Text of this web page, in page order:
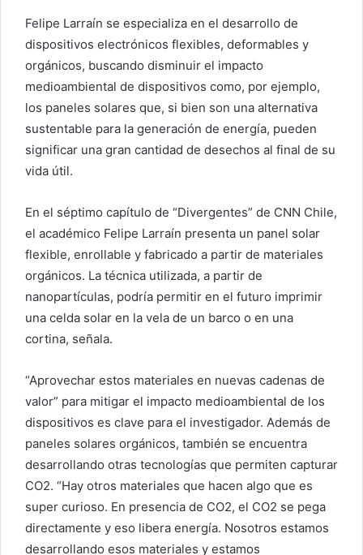
Felipe Larraín se especializa en el desarrollo de
dispositivos electrónicos flexibles, deformables y
orgánicos, buscando disminuir el impacto
medioambiental de dispositivos como, por ejemplo,
los paneles solares que, si bien son una alternativa
sustentable para la generación de energía, pueden
significar una gran cantidad de desechos al final de su
vida útil.
En el séptimo capítulo de “Divergentes” de CNN Chile,
el académico Felipe Larraín presenta un panel solar
flexible, enrollable y fabricado a partir de materiales
orgánicos. La técnica utilizada, a partir de
nanopartículas, podría permitir en el futuro imprimir
una celda solar en la vela de un barco o en una
cortina, señala.
“Aprovechar estos materiales en nuevas cadenas de
valor” para mitigar el impacto medioambiental de los
dispositivos es clave para el investigador. Además de
paneles solares orgánicos, también se encuentra
desarrollando otras tecnologías que permiten capturar
CO2. “Hay otros materiales que hacen algo que es
super curioso. En presencia de CO2, el CO2 se pega
directamente y eso libera energía. Nosotros estamos
desarrollando esos materiales y estamos